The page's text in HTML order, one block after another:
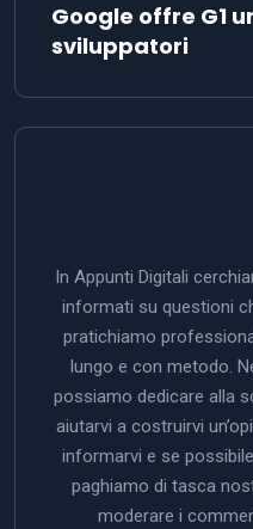
Google offre G1
sviluppatori
In Appunti Digitali
informati su questioni
pratichiamo
lungo e con metodo.
possiamo dedicare alla
aiutarvi a costruirvi
informarvi e se
paghiamo di tasca
moderare i